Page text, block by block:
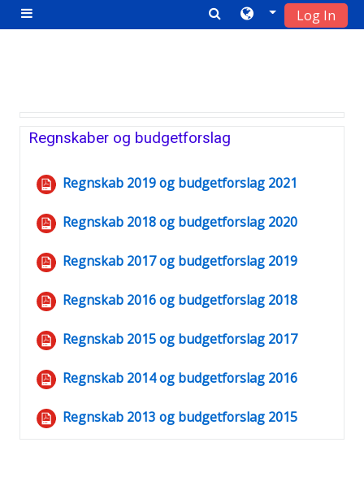
Sidepanel
Log In
Hovedsektion
Regnskaber og budgetforslag
Regnskab 2019 og budgetforslag 2021
Fil
Regnskab 2018 og budgetforslag 2020
Fil
Regnskab 2017 og budgetforslag 2019
Fil
Regnskab 2016 og budgetforslag 2018
Fil
Regnskab 2015 og budgetforslag 2017
Fil
Regnskab 2014 og budgetforslag 2016
Fil
Regnskab 2013 og budgetforslag 2015
Fil